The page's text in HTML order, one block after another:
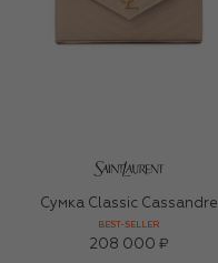
Сумка Classic Cassandre
BEST-SELLER
208 000 ₽